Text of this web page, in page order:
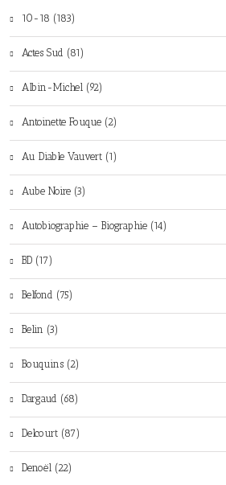
10-18 (183)
Actes Sud (81)
Albin-Michel (92)
Antoinette Fouque (2)
Au Diable Vauvert (1)
Aube Noire (3)
Autobiographie – Biographie (14)
BD (17)
Belfond (75)
Belin (3)
Bouquins (2)
Dargaud (68)
Delcourt (87)
Denoël (22)